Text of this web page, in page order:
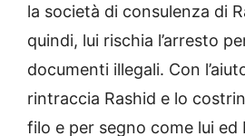
la società di consulenza di
quindi, lui rischia l’arresto
documenti illegali. Con
rintraccia Rashid e lo
filo e per segno come lui ed